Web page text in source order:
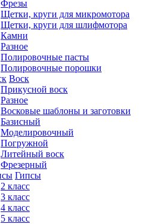
Фрезы
Щетки, круги для микромотора
Щетки, круги для шлифмотора
Камни
Разное
Полировочные пасты
Полировочные порошки
Воск
Прикусной воск
Разное
Восковые шаблоны и заготовки
Базисный
Моделировочный
Погружной
Литейный воск
Фрезерный
Гипсы
2 класс
3 класс
4 класс
5 класс